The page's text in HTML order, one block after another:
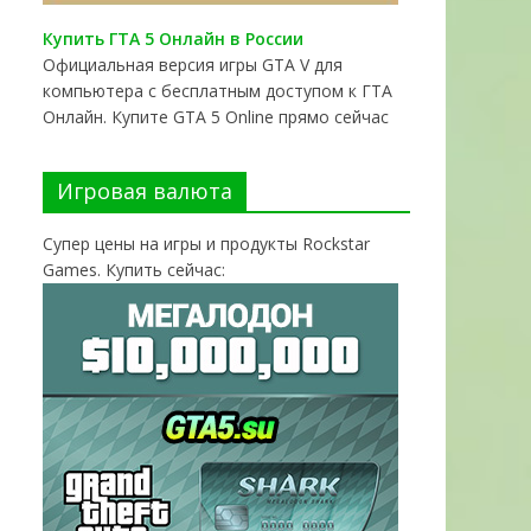
Купить ГТА 5 Онлайн в России
Официальная версия игры GTA V для
компьютера с бесплатным доступом к ГТА
Онлайн. Купите GTA 5 Online прямо сейчас
Игровая валюта
Супер цены на игры и продукты Rockstar
Games. Купить сейчас: